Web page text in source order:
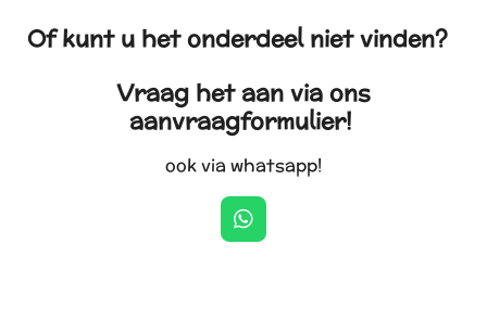
Of kunt u het onderdeel niet vinden?
Vraag het aan via ons
aanvraagformulier!
ook via whatsapp!
W
h